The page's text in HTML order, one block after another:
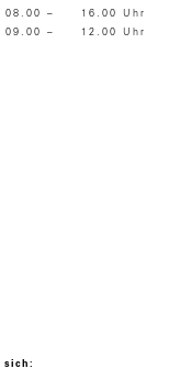
08.00 –
16.00 Uhr
09.00 – 12.00 Uhr
sich: